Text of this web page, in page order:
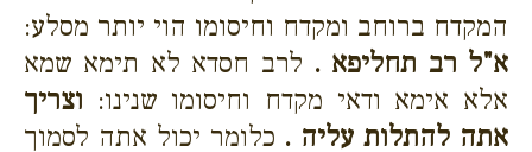
המקדח ברוחב ומקדח וחיסומו הוי יותר מסלע:
א"ל רב תחליפא . לרב חסדא לא תימא שמא
אלא אימא ודאי מקדח וחיסומו שנינו: וצריך
אתה להתלות עליה . כלומר יכול אתה לסמוך